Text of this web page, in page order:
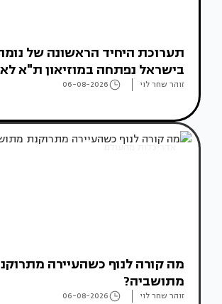
תערוכת היחיד הראשונה של
בישראל נפתחה במוזיאון ת"א
זוהר שחר לוי 06-08-2026
אדריכלות מהעולם
מה קורה לנוף כשהעיירה
מתושביה?
זוהר שחר לוי 06-08-2026